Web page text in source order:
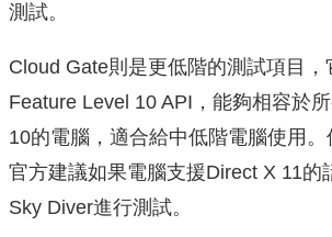
測試。
Cloud Gate則是更低階的測試項目
Feature Level 10 API，能夠相容於
10的電腦，適合給中低階電腦使用
官方建議如果電腦支援Direct X 11的
Sky Diver進行測試。